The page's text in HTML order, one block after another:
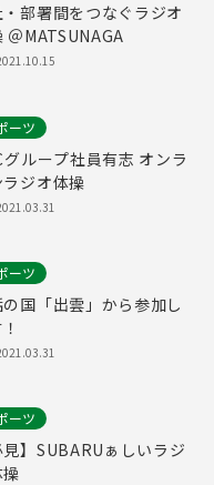
部署間をつなぐラジオ
＠MATSUNAGA
ーツ
グループ社員有志 オンラ
ラジオ体操
ーツ
国「出雲」から参加し
ーツ
見】SUBARUぁしいラジ